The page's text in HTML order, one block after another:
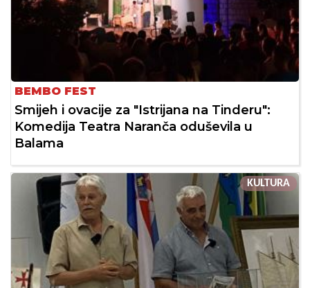
BEMBO FEST
Smijeh i ovacije za "Istrijana na Tinderu":
Komedija Teatra Naranča oduševila u
Balama
KULTURA